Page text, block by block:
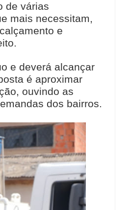
de várias
mais necessitam,
e
e deverá alcançar
é aproximar
ouvindo as
dos bairros.